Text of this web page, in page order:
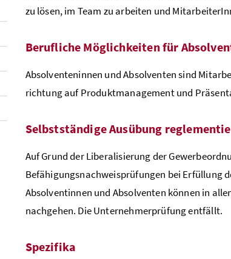
zu lösen, im Team zu arbeiten und
Berufliche Möglichkeiten für
Absolventeninnen und Absolventen sind
richtung auf Produktmanagement und
Selbstständige Ausübung
Auf Grund der Liberalisierung der
Befähigungsnachweisprüfungen bei Erfüllung
Absolventinnen und Absolventen können in
nachgehen. Die Unternehmerprüfung entfällt.
Spezifika